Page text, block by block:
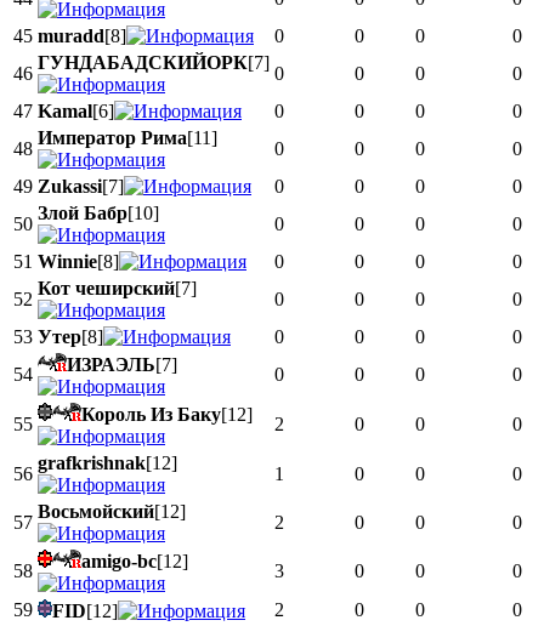
45 muradd[8] 0 0 0
0
46
ГУНДАБАДСКИЙОРК[7]
0 0 0
0
47 Kamal[6] 0 0 0
0
48
Император Рима[11]
0 0 0
0
49 Zukassi[7] 0 0 0
0
50
Злой Бабр[10]
0 0 0
0
51 Winnie[8] 0 0 0
0
52
Кот чеширский[7]
0 0 0
0
53 Утер[8] 0 0 0
0
54
ИЗРАЭЛЬ[7] 0 0 0 0
55 Король Из Баку[12] 2 0 0 0
56
grafkrishnak[12]
1 0 0 0
57
Восьмойский[12]
2 0 0 0
58 amigo-bc[12] 3 0 0
0
59
FID[12] 2 0 0
0